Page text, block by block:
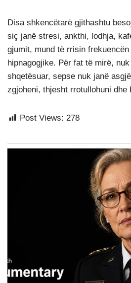
Disa shkencëtarë gjithashtu
siç janë stresi, ankthi, lodhja,
gjumit, mund të rrisin
hipnagogjike. Për fat të mirë,
shqetësuar, sepse nuk janë
zgjoheni, thjesht rrotullohuni dhe
Post Views: 278